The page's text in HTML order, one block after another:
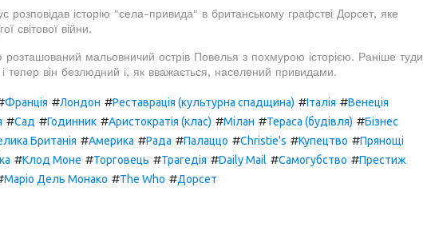
розповідав історію "села-привида" в британському графстві Дорсет, яке
світової війни.
розташований мальовничий острів Повелья з похмурою історією. Раніше туди
тепер він безлюдний і, як вважається, населений привидами.
Франція #Лондон #Реставрація (культурна спадщина) #Італія #Венеція
#Сад #Годинник #Аристократія (клас) #Мілан #Тераса (будівля) #Бізнес
Британія #Америка #Рада #Палаццо #Christie's #Купецтво #Прянощі
#Клод Моне #Торговець #Трагедія #Daily Mail #Самогубство #Престиж
Маріо Дель Монако #The Who #Дорсет